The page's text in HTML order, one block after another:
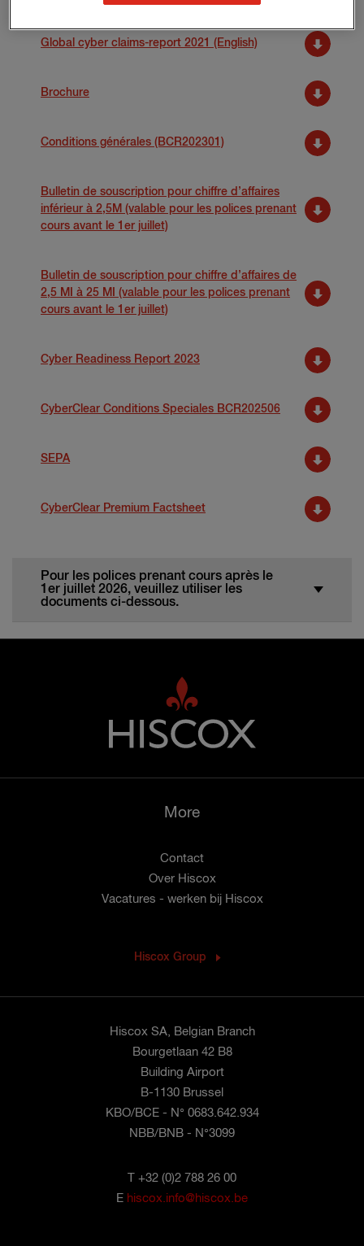
Global cyber claims-report 2021 (English)
Brochure
Conditions générales (BCR202301)
Bulletin de souscription pour chiffre d’affaires
inférieur à 2,5M (valable pour les polices prenant
cours avant le 1er juillet)
Bulletin de souscription pour chiffre d’affaires de
2,5 MI à 25 MI (valable pour les polices prenant
cours avant le 1er juillet)
Cyber Readiness Report 2023
CyberClear Conditions Speciales BCR202506
SEPA
CyberClear Premium Factsheet
Pour les polices prenant cours après le
1er juillet 2026, veuillez utiliser les
documents ci-dessous.
More
Contact
Over Hiscox
Vacatures - werken bij Hiscox
Hiscox Group
Hiscox SA, Belgian Branch
Bourgetlaan 42 B8
Building Airport
B-1130 Brussel
KBO/BCE - N° 0683.642.934
NBB/BNB - N°3099
T +32 (0)2 788 26 00
E hiscox.info@hiscox.be